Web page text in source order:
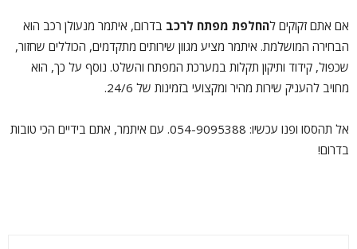
אם אתם זקוקים להחלפת מפתח לרכב בדרום, איתמר מנעולן רכב הוא
הבחירה המושלמת. איתמר מציע מגוון שירותים מתקדמים, הכוללים שחזור,
שכפול, קידוד ותיקון תקלות במערכת המפתח והשלט. נוסף על כך, הוא
מחויב להעניק שירות מהיר ומקצועי בזמינות של 24/6.
אל תהססו ופנו עכשיו: 054-9095388. עם איתמר, אתם בידיים הכי טובות
בדרום!